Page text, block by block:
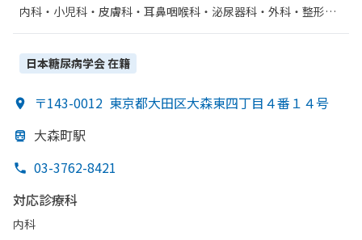
内科・​小児科・​皮膚科・​耳鼻咽喉科・​泌尿器科・​外科・​整形外
日本糖尿病学会在籍
〒143-0012 東京都大田区大森東四丁目４番１４号
大森町駅
03-3762-8421
対応診療科
内科